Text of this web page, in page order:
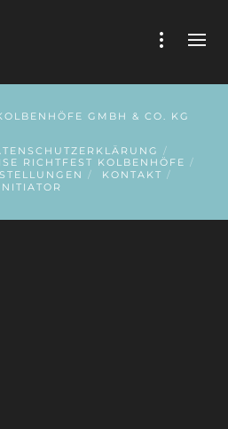
GMBH & CO. KG
RICHTFEST KOLBENHÖFE
KONTAKT